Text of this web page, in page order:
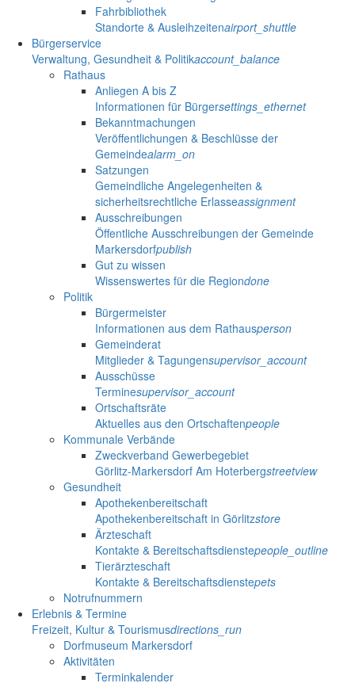
Fahrbibliothek
Standorte & Ausleihzeitenairport_shuttle
Bürgerservice
Verwaltung, Gesundheit & Politikaccount_balance
Rathaus
Anliegen A bis Z
Informationen für Bürgersettings_ethernet
Bekanntmachungen
Veröffentlichungen & Beschlüsse der
Gemeindealarm_on
Satzungen
Gemeindliche Angelegenheiten &
sicherheitsrechtliche Erlasseassignment
Ausschreibungen
Öffentliche Ausschreibungen der Gemeinde
Markersdorfpublish
Gut zu wissen
Wissenswertes für die Regiondone
Politik
Bürgermeister
Informationen aus dem Rathausperson
Gemeinderat
Mitglieder & Tagungensupervisor_account
Ausschüsse
Terminesupervisor_account
Ortschaftsräte
Aktuelles aus den Ortschaftenpeople
Kommunale Verbände
Zweckverband Gewerbegebiet
Görlitz-Markersdorf Am Hoterbergstreetview
Gesundheit
Apothekenbereitschaft
Apothekenbereitschaft in Görlitzstore
Ärzteschaft
Kontakte & Bereitschaftsdienstepeople_outline
Tierärzteschaft
Kontakte & Bereitschaftsdienstepets
Notrufnummern
Erlebnis & Termine
Freizeit, Kultur & Tourismusdirections_run
Dorfmuseum Markersdorf
Aktivitäten
Terminkalender